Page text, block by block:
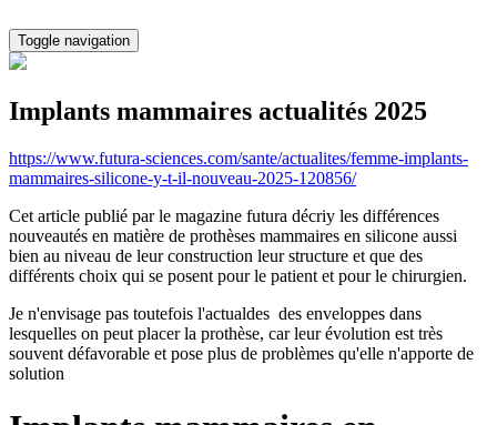
Toggle navigation
Implants mammaires actualités 2025
https://www.futura-sciences.com/sante/actualites/femme-implants-
mammaires-silicone-y-t-il-nouveau-2025-120856/
Cet article publié par le magazine futura décriy les différences
nouveautés en matière de prothèses mammaires en silicone aussi
bien au niveau de leur construction leur structure et que des
différents choix qui se posent pour le patient et pour le chirurgien.
Je n'envisage pas toutefois l'actualdes des enveloppes dans
lesquelles on peut placer la prothèse, car leur évolution est très
souvent défavorable et pose plus de problèmes qu'elle n'apporte de
solution